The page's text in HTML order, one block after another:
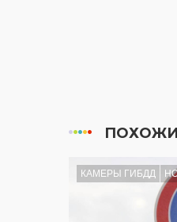
КАМЕРЫ ГИБДД